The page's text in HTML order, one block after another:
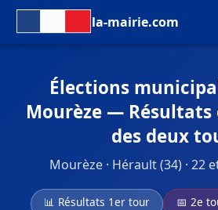
la-mairie.com
Élections
Mourèze —
des deux
Mourèze · Hérault (34) · 22
📊 Résultats 1er tour
📅 2e